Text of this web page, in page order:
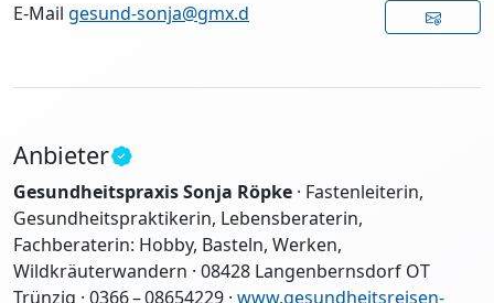
E-Mail gesund-sonja@gmx.d
Anbieter
Gesundheitspraxis Sonja Röpke · Fastenleiterin,
Gesundheitspraktikerin, Lebensberaterin,
Fachberaterin: Hobby, Basteln, Werken,
Wildkräuterwandern · 08428 Langenbernsdorf OT
Trünzig · 0366 – 08654229 · www.gesundheitsreisen-